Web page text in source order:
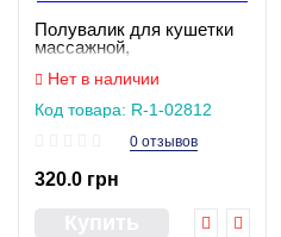
Полувалик для кушетки
массажной,
кожзам
Нет в наличии
Код товара: R-1-02812
0 отзывов
320.0 грн